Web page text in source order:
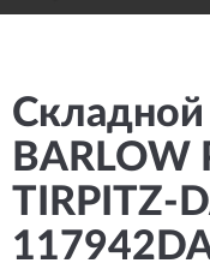
BARLOW
TIRPITZ-